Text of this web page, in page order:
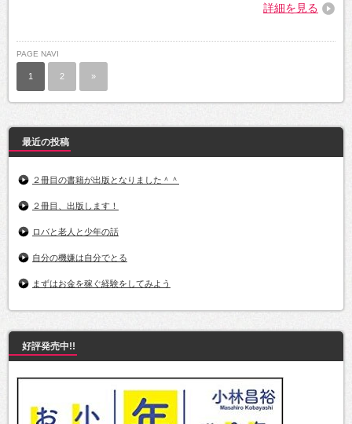
詳細を見る
PAGE NAVI
1 2 »
最近の投稿
２冊目の書籍が出版となりました＾＾
２冊目、出版します！
ロバと老人と少年の話
自分の機嫌は自分でとる
まずはお金を稼ぐ経験をしてみよう
好評発売中!!